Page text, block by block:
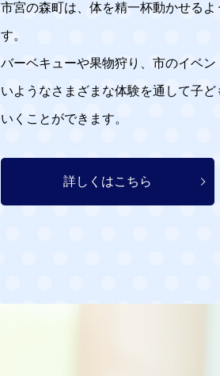
市宮の森町は、体を精一杯動かせる
す。
バーベキューや果物狩り、市のイベ
いようなさまざまな体験を通して子
いくことができます。
詳しくはこちら